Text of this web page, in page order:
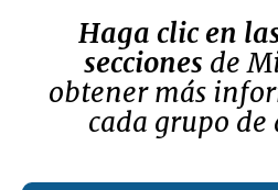
Haga clic en
secciones de
obtener más
cada grupo